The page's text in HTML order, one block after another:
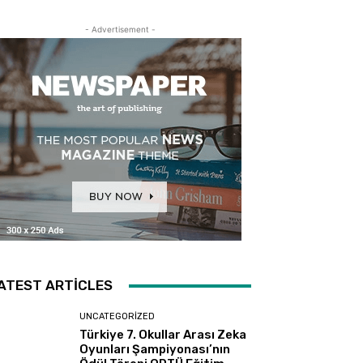
- Advertisement -
ARTICLES
UNCATEGORIZED
Türkiye 7. Okullar Arası Zeka
Oyunları Şampiyonası’nın